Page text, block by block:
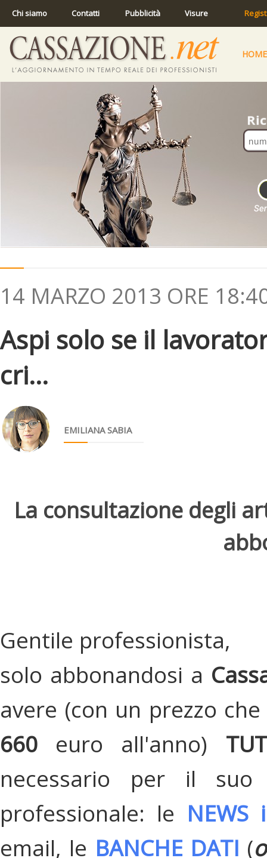
Chi siamo Contatti Pubblicità Visure
HOME
14 MARZO 2013 ORE
Aspi solo se il
cri...
EMILIANA SABIA
La consultazione degli
Gentile professionista,
solo abbonandosi a
avere (con un prezzo
660 euro all'anno)
necessario per il suo
professionale: le
email, le BANCHE DATI (